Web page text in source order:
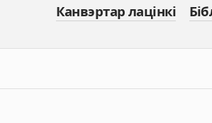
Канвэртар лацінкі